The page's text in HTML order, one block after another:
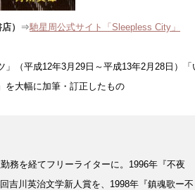
） ⇒馳星周公式サイト「Sleepless City」
（平成12年3月29日 ～平成13年2月28日）「
を大幅に加筆・訂正したもの
務を経てフリーライターに。1996年『不夜
吉川英治文学新人賞を、1998年『鎮魂歌ー不